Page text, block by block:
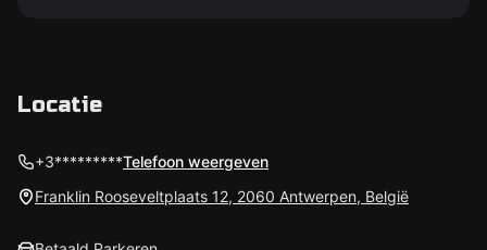
Locatie
+3*********Telefoon weergeven
Franklin Rooseveltplaats 12, 2060 Antwerpen, België